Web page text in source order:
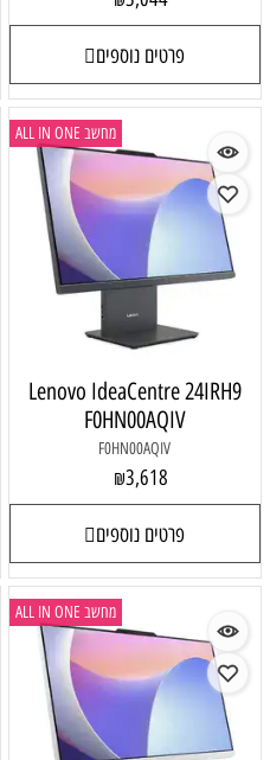
פרטים נוספים
מחשב ALL IN ONE
Lenovo IdeaCentre 24IRH9
F0HN00AQIV
F0HN00AQIV
₪3,618
פרטים נוספים
מחשב ALL IN ONE